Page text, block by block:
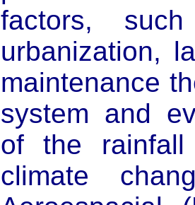
factors,
urbanization,
maintenance
system and
of the
climate